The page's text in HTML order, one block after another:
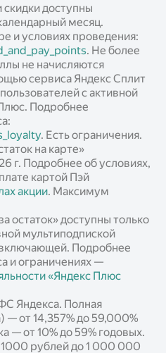
доступны
месяц.
и условиях проведения:
. Не более
не начисляются
сервиса Яндекс Сплит
с активной
Подробнее
. Есть ограничения.
на карте»
г. Подробнее об условиях,
картой Пэй
акции. Максимум
остаток» доступны только
мультиподпиской
Подробнее
и ограничениях —
«Яндекс Плюс
Яндекса. Полная
— от 14,357% до 59,000%
— от 10% до 59% годовых.
рублей до 1 000 000